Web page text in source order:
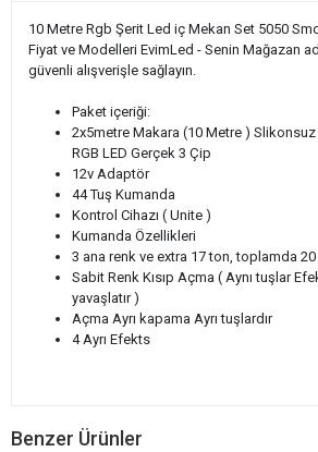
10 Metre Rgb Şerit Led iç Mekan Set 5050
Fiyat ve Modelleri EvimLed - Senin Mağazan
güvenli alışverişle sağlayın.
Paket içeriği:
2x5metre Makara (10 Metre )
RGB LED Gerçek 3 Çip
12v Adaptör
44 Tuş Kumanda
Kontrol Cihazı ( Unite )
Kumanda Özellikleri
3 ana renk ve extra 17 ton, toplamda 20
Sabit Renk Kısıp Açma ( Aynı tuşlar
yavaşlatır )
Açma Ayrı kapama Ayrı tuşlardır
4 Ayrı Efekts
Benzer Ürünler